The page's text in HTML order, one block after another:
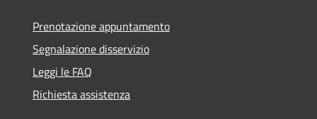
Prenotazione appuntamento
Segnalazione disservizio
Leggi le FAQ
Richiesta assistenza